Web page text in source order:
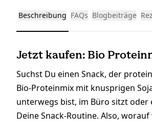
Beschreibung FAQs Blogbeiträge
Jetzt kaufen: Bio
Suchst Du einen Snack, der
Bio-Proteinmix mit knusprigen
unterwegs bist, im Büro sitzt oder
Deine Snack-Routine. Also,